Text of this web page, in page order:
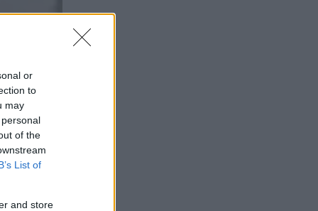
or
to
may
of the
List of
and store